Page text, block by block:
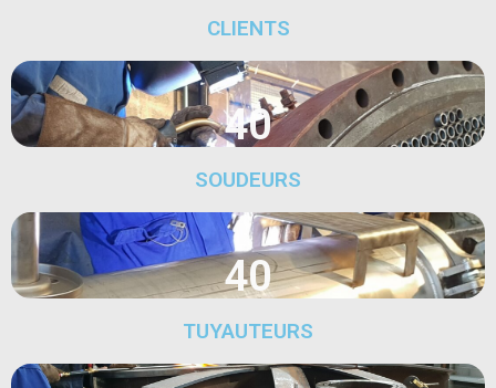
CLIENTS
40
SOUDEURS
40
TUYAUTEURS